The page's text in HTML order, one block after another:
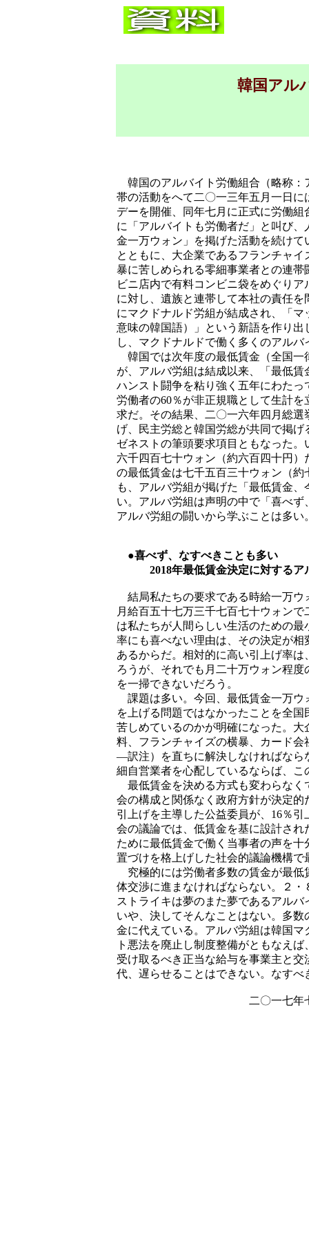
韓国アル
韓国のアルバイト労働組合（略称：
帯の活動をへて二〇一三年五月一日
デーを開催、同年七月に正式に労働
に「アルバイトも労働者だ」と叫び
金一万ウォン」を掲げた活動を続け
とともに、大企業であるフランチャ
暴に苦しめられる零細事業者との連
ビニ店内で有料コンビニ袋をめぐり
に対し、遺族と連帯して本社の責任
にマクドナルド労組が結成され、「マ
意味の韓国語）」という新語を作り
し、マクドナルドで働く多くのアル
韓国では次年度の最低賃金（全国一
が、アルバ労組は結成以来、「最低
ハンスト闘争を粘り強く五年にわた
労働者の60％が非正規職として生計
求だ。その結果、二〇一六年四月総
げ、民主労総と韓国労総が共同で掲
ゼネストの筆頭要求項目ともなった
六千四百七十ウォン（約六百四十円
の最低賃金は七千五百三十ウォン（
も、アルバ労組が掲げた「最低賃金
い。アルバ労組は声明の中で「喜べ
アルバ労組の闘いから学ぶことは多
●喜べず、なすべきことも多い
2018年最低賃金決定に対するア
結局私たちの要求である時給一万ウ
月給百五十七万三千七百七十ウォン
は私たちが人間らしい生活のための
率にも喜べない理由は、その決定が
あるからだ。相対的に高い引上げ率
ろうが、それでも月二十万ウォン程
を一掃できないだろう。
課題は多い。今回、最低賃金一万ウ
を上げる問題ではなかったことを全
苦しめているのかが明確になった。
料、フランチャイズの横暴、カード
―訳注）を直ちに解決しなければなら
細自営業者を心配しているならば、
最低賃金を決める方式も変わらなく
会の構成と関係なく政府方針が決定
引上げを主導した公益委員が、16％
会の議論では、低賃金を基に設計さ
ために最低賃金で働く当事者の声を
置づけを格上げした社会的議論機構
究極的には労働者多数の賃金が最低
体交渉に進まなければならない。２
ストライキは夢のまた夢であるアル
いや、決してそんなことはない。多
金に代えている。アルバ労組は韓国
ト悪法を廃止し制度整備がともなえ
受け取るべき正当な給与を事業主と
代、遅らせることはできない。なす
二〇一七年七月